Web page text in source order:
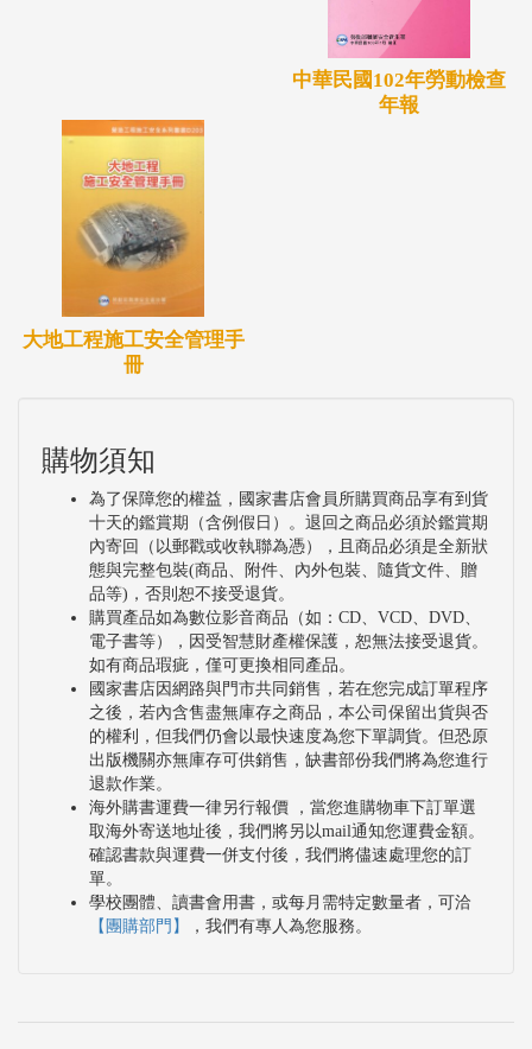
中華民國102年勞動檢查
年報
大地工程施工安全管理手
冊
購物須知
為了保障您的權益，國家書店會員所購買商品享有到貨
十天的鑑賞期（含例假日）。退回之商品必須於鑑賞期
內寄回（以郵戳或收執聯為憑），且商品必須是全新狀
態與完整包裝(商品、附件、內外包裝、隨貨文件、贈
品等)，否則恕不接受退貨。
購買產品如為數位影音商品（如：CD、VCD、DVD、
電子書等），因受智慧財產權保護，恕無法接受退貨。
如有商品瑕疵，僅可更換相同產品。
國家書店因網路與門市共同銷售，若在您完成訂單程序
之後，若內含售盡無庫存之商品，本公司保留出貨與否
的權利，但我們仍會以最快速度為您下單調貨。但恐原
出版機關亦無庫存可供銷售，缺書部份我們將為您進行
退款作業。
海外購書運費一律另行報價 ，當您進購物車下訂單選
取海外寄送地址後，我們將另以mail通知您運費金額。
確認書款與運費一併支付後，我們將儘速處理您的訂
單。
學校團體、讀書會用書，或每月需特定數量者，可洽
【團購部門】
，我們有專人為您服務。